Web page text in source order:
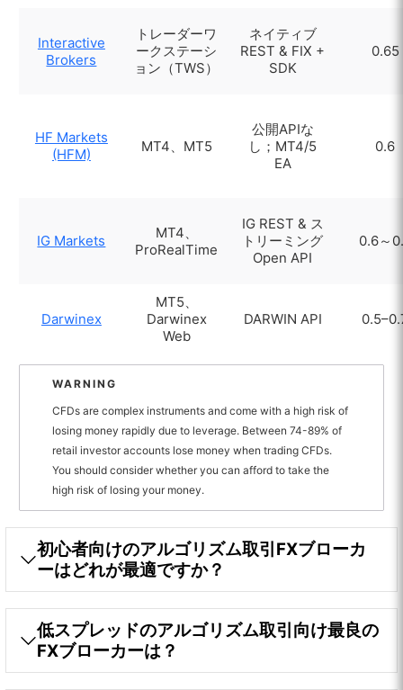
Interactive
Brokers
トレーダーワ
ークステーシ
ョン（TWS）
ネイティブ
REST & FIX +
SDK
0.65
HF Markets
(HFM)
MT4、MT5
公開APIな
し；MT4/5
EA
0.6
IG Markets
MT4、
ProRealTime
IG REST & ス
トリーミング
Open API
0.6～
Darwinex
MT5、
Darwinex
Web
DARWIN API
WARNING
CFDs are complex instruments and come with a high risk of
losing money rapidly due to leverage. Between 74-89% of
retail investor accounts lose money when trading CFDs.
You should consider whether you can afford to take the
high risk of losing your money.
初心者向けのアルゴリズム取引FXブローカ
ーはどれが最適ですか？
低スプレッドのアルゴリズム取引向け最良の
FXブローカーは？